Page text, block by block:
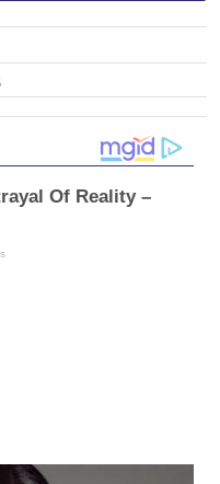
Of Reality –